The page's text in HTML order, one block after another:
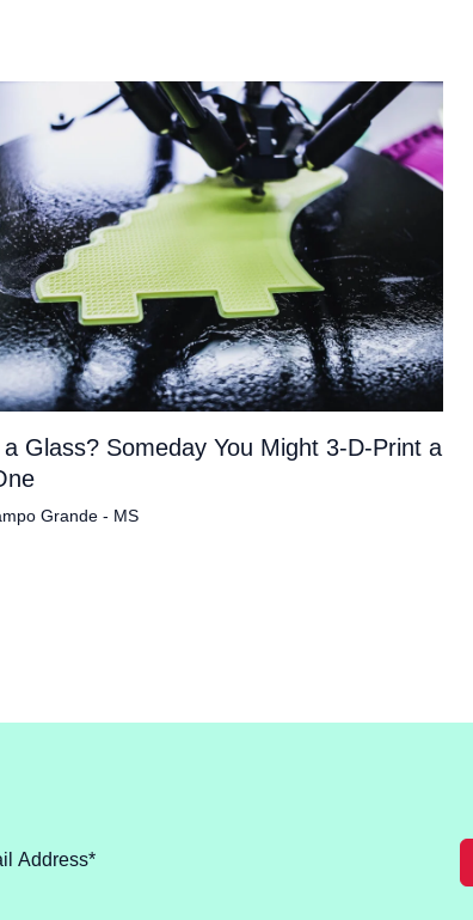
Glass? Someday You Might 3-D-Print a
Grande - MS